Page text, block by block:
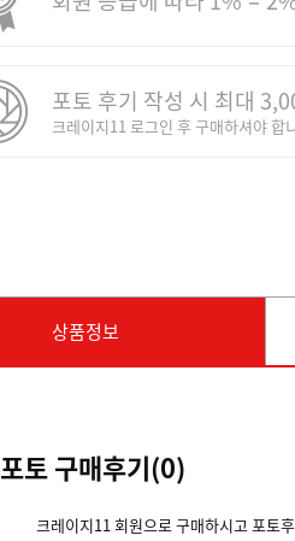
포토 후기 작성 시 최대
크레이지11 로그인 후 구매하셔야 합
상품정보
포토 구매후기(0)
크레이지11 회원으로 구매하시고 포토